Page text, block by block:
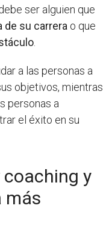
ser alguien que
de su carrera o que
a las personas a
objetivos, mientras
personas a
el éxito en su
coaching y
más